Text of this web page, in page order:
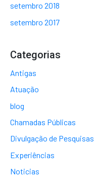
setembro 2018
setembro 2017
Categorias
Antigas
Atuação
blog
Chamadas Públicas
Divulgação de Pesquisas
Experiências
Noticias